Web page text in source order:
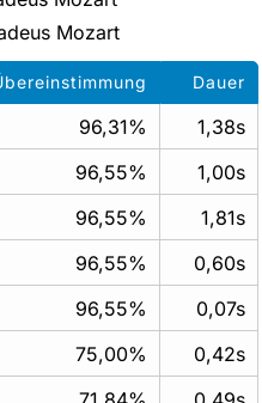
Mozart
Dauer
96,31%
1,38s
96,55%
1,00s
96,55%
1,81s
96,55%
0,60s
96,55%
0,07s
75,00%
0,42s